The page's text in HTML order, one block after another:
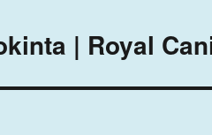
| Royal